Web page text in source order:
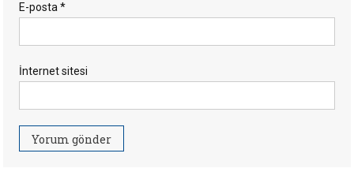
E-posta*
İnternet sitesi